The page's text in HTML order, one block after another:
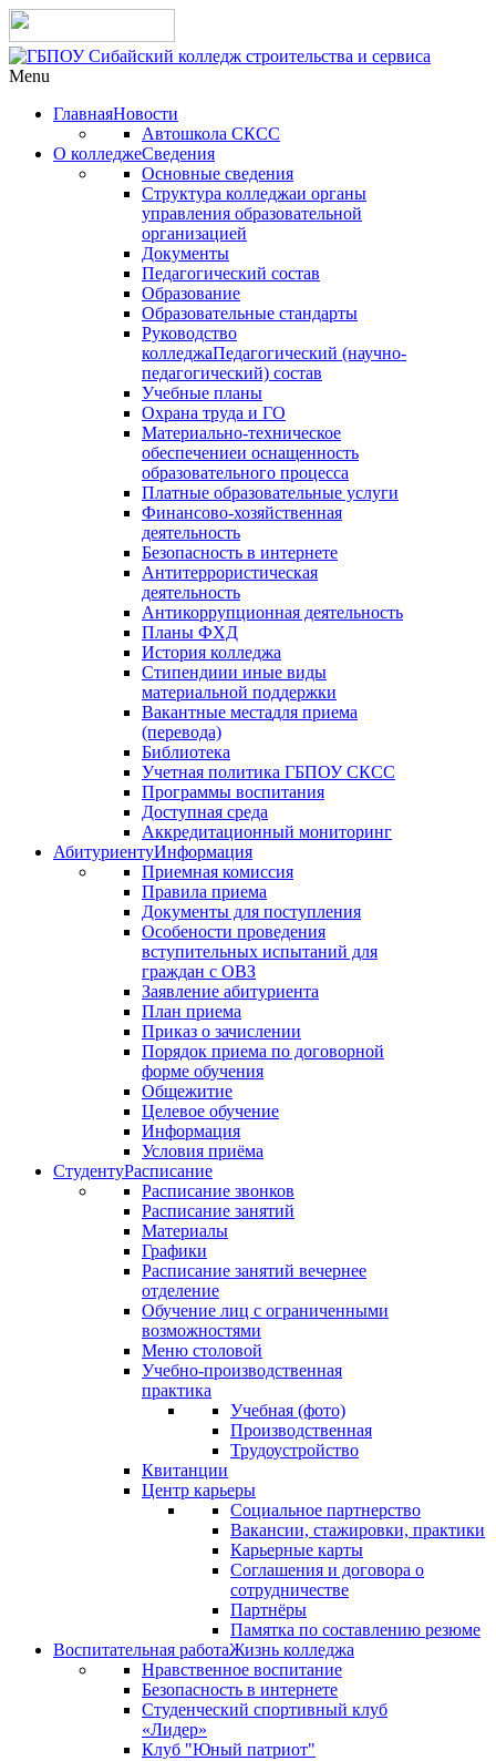
Menu
ГлавнаяНовости
Автошкола СКСС
О колледжеСведения
Основные сведения
Структура колледжаи органы
управления образовательной
организацией
Документы
Педагогический состав
Образование
Образовательные стандарты
Руководство
колледжаПедагогический (научно-
педагогический) состав
Учебные планы
Охрана труда и ГО
Материально-техническое
обеспечениеи оснащенность
образовательного процесса
Платные образовательные услуги
Финансово-хозяйственная
деятельность
Безопасность в интернете
Антитеррористическая
деятельность
Антикоррупционная деятельность
Планы ФХД
История колледжа
Стипендиии иные виды
материальной поддержки
Вакантные местадля приема
(перевода)
Библиотека
Учетная политика ГБПОУ СКСС
Программы воспитания
Доступная среда
Аккредитационный мониторинг
АбитуриентуИнформация
Приемная комиссия
Правила приема
Документы для поступления
Особености проведения
вступительных испытаний для
граждан с ОВЗ
Заявление абитуриента
План приема
Приказ о зачислении
Порядок приема по договорной
форме обучения
Общежитие
Целевое обучение
Информация
Условия приёма
СтудентуРасписание
Расписание звонков
Расписание занятий
Материалы
Графики
Расписание занятий вечернее
отделение
Обучение лиц с ограниченными
возможностями
Меню столовой
Учебно-производственная
практика
Учебная (фото)
Производственная
Трудоустройство
Квитанции
Центр карьеры
Социальное партнерство
Вакансии, стажировки, практики
Карьерные карты
Соглашения и договора о
сотрудничестве
Партнёры
Памятка по составлению резюме
Воспитательная работаЖизнь колледжа
Нравственное воспитание
Безопасность в интернете
Студенческий спортивный клуб
«Лидер»
Клуб "Юный патриот"